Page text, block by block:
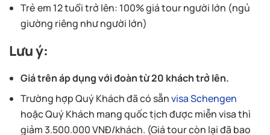
Trẻ em 12 tuổi trở lên: 100% giá tour người lớn (ngủ
giường riêng như người lớn)
Lưu ý:
Giá trên áp dụng với đoàn từ 20 khách trở lên.
Trường hợp Quý Khách đã có sẵnvisa Schengen
hoặc Quý Khách mang quốc tịch được miễn visa thì
giảm 3.500.000 VNĐ/khách. (Giá tour còn lại đã bao